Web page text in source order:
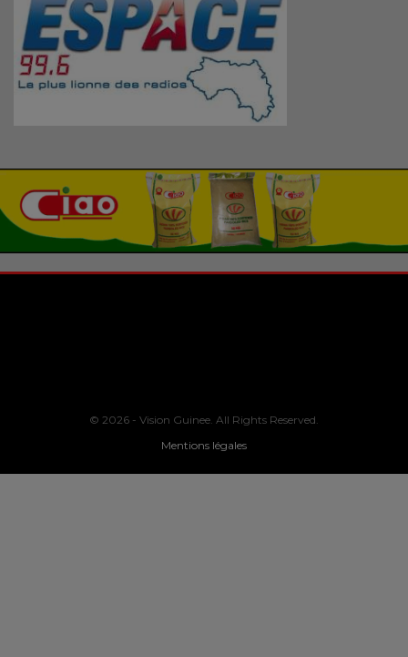
© 2026 - Vision Guinee. All Rights Reserved.
Mentions légales